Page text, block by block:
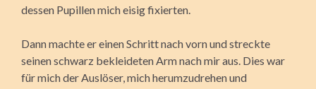
dessen Pupillen mich eisig fixierten.
Dann machte er einen Schritt nach vorn und streckte
seinen schwarz bekleideten Arm nach mir aus. Dies war
für mich der Auslöser, mich herumzudrehen und